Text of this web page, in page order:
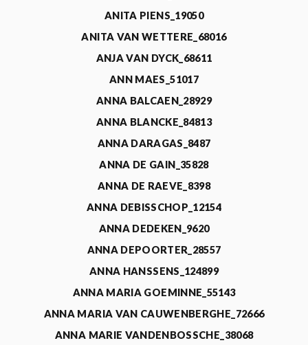
ANITA PIENS_19050
ANITA VAN WETTERE_68016
ANJA VAN DYCK_68611
ANN MAES_51017
ANNA BALCAEN_28929
ANNA BLANCKE_84813
ANNA DARAGAS_8487
ANNA DE GAIN_35828
ANNA DE RAEVE_8398
ANNA DEBISSCHOP_12154
ANNA DEDEKEN_9620
ANNA DEPOORTER_28557
ANNA HANSSENS_124899
ANNA MARIA GOEMINNE_55143
ANNA MARIA VAN CAUWENBERGHE_72666
ANNA MARIE VANDENBOSSCHE_38068